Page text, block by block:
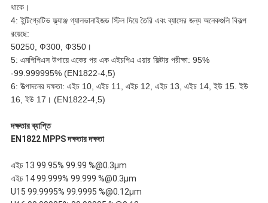
থাকে।
4: ইন্টিগ্রেটিভ ফ্ল্যাঞ্জ গ্যালভানাইজড স্টিল দিয়ে তৈরি এবং ব্যাসের জন্য অনেকগুলি বিকল্প
রয়েছে:
50250, Ф300, Ф350।
5: এমপিপিএস উপায়ে একের পর এক এইচপিএ এয়ার ফিল্টার পরীক্ষা: 95%
-99.999995% (EN1822-4,5)
6: উত্পাদনের দক্ষতা: এইচ 10, এইচ 11, এইচ 12, এইচ 13, এইচ 14, ইউ 15. ইউ
16, ইউ 17। (EN1822-4,5)
দক্ষতার ব্যাপ্তি
EN1822 MPPS দক্ষতার দক্ষতা
এইচ 13 99.95% 99.99 %@0.3μm
এইচ 14 99.999% 99.999 %@0.3μm
U15 99.9995% 99.9995 %@0.12μm